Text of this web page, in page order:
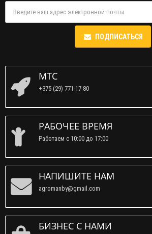
ПОДПИСАТЬСЯ
МТС
+375 (29) 771-17-80
РАБОЧЕЕ ВРЕМЯ
Работаем c 10:00 до 17:00
НАПИШИТЕ НАМ
agromanby@gmail.com
БИЗНЕС С НАМИ